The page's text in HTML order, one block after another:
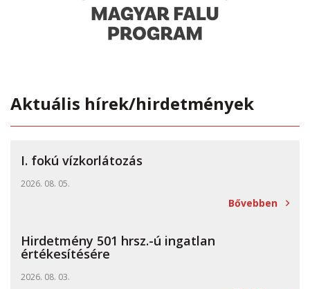
Aktuális hírek/hirdetmények
I. fokú vízkorlátozás
2026. 08. 05.
Bővebben
Hirdetmény 501 hrsz.-ú ingatlan
értékesítésére
2026. 08. 03.